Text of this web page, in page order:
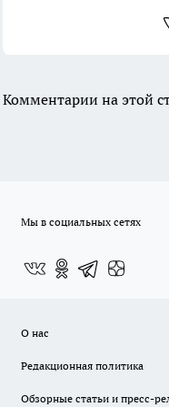
Комментарии на этой
Мы в социальных сетях
О нас
Редакционная политика
Обзорные статьи и пресс-